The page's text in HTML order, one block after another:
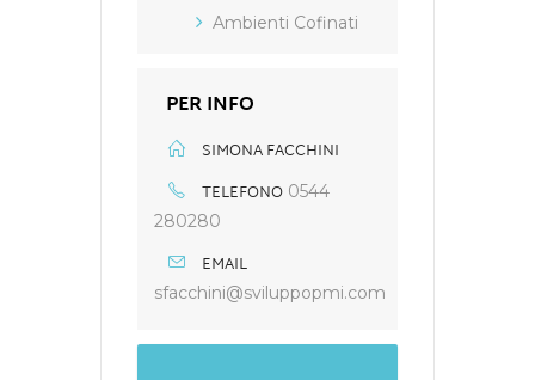
Ambienti Cofinati
PER INFO
SIMONA FACCHINI
TELEFONO 0544
280280
EMAIL
sfacchini@sviluppopmi.com